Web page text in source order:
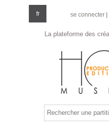
La plateforme des
fr se connecter